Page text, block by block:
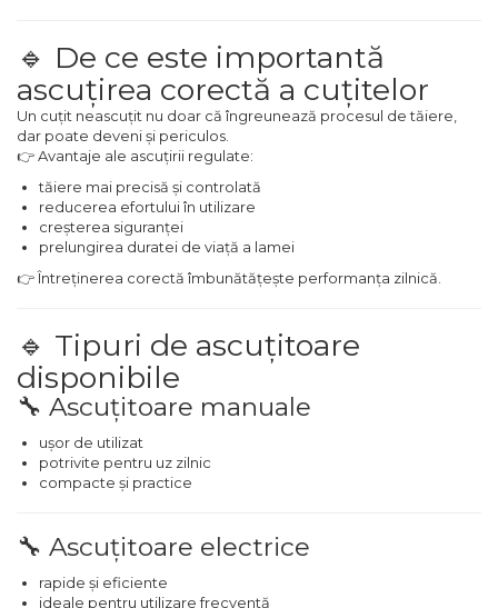
Presa Hidraulica Ondulare
Cabluri
Pompa transfer lichide
Pompa Aer
Cric Manual
Troliu
Palan
Cheie & Adaptor Dinamometric
Echipamente de Siguranta Auto
Roata de Masurat
Lacate & Incuietori
Scripete Manual
Banc de lucru – tamplarie
Transpalet / carucior transport
Perie de Sarma
Capsator Manual
Poansoane Cifre & Litere
Nicovala fierarie
Generator Curent Electric
Masina debitat metal
Fierastraie Electrice
Fierastrau cu banda vertical
Foarfeci Electrice
Aspiratoare Profesionale &
Industriale
Dezumidificatoare de Aer
Profesionale Industriale
Autofiletante
Statii & Masini Universale de
Garduri electrice animale
Greble
Semanatori
🔹 De ce este importantă
ascuțirea corectă a cuțitelor
Un cuțit neascuțit nu doar că îngreunează procesul de tăiere,
dar poate deveni și periculos.
👉 Avantaje ale ascuțirii regulate:
tăiere mai precisă și controlată
reducerea efortului în utilizare
creșterea siguranței
prelungirea duratei de viață a lamei
👉 Întreținerea corectă îmbunătățește performanța zilnică.
🔹 Tipuri de ascuțitoare
disponibile
🔧 Ascuțitoare manuale
ușor de utilizat
potrivite pentru uz zilnic
compacte și practice
🔧 Ascuțitoare electrice
rapide și eficiente
ideale pentru utilizare frecventă